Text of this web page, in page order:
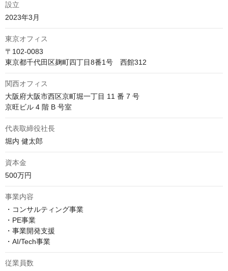
設立
2023年3月
東京オフィス
〒102-0083
東京都千代田区麹町四丁目8番1号　西館312
関西オフィス
大阪府大阪市西区京町堀一丁目 11 番 7 号
京旺ビル 4 階 B 号室
代表取締役社長
堀内 健太郎
資本金
500万円
事業内容
・コンサルティング事業
・PE事業
・事業開発支援
従業員数